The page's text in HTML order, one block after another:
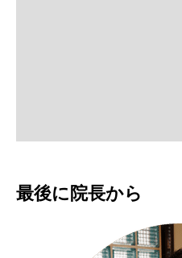
最後に院長から